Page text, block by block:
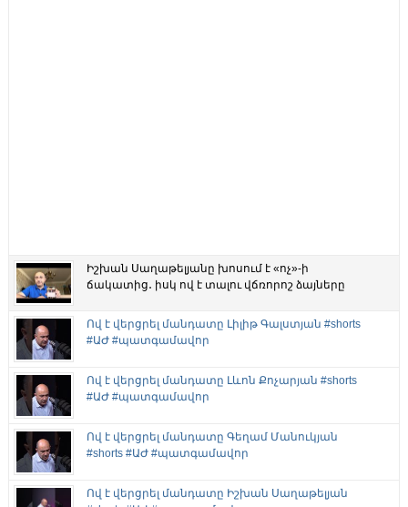
Իշխան Սաղաթելյանը խոսում է «ոչ»-ի
ճակատից․ իսկ ով է տալու վճռորոշ ձայները
Ով է վերցրել մանդատը Լիլիթ Գալստյան #shorts
#ԱԺ #պատգամավոր
Ով է վերցրել մանդատը Լևոն Քոչարյան #shorts
#ԱԺ #պատգամավոր
Ով է վերցրել մանդատը Գեղամ Մանուկյան
#shorts #ԱԺ #պատգամավոր
Ով է վերցրել մանդատը Իշխան Սաղաթելյան